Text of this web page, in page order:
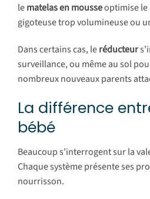
lematelas en mousseoptimise le
gigoteuse trop volumineuse ou
Dans certains cas, leréducteur
surveillance, ou même au sol
nombreux nouveaux parents
La différence
bébé
Beaucoup s’interrogent sur la
Chaque système présente ses
nourrisson.